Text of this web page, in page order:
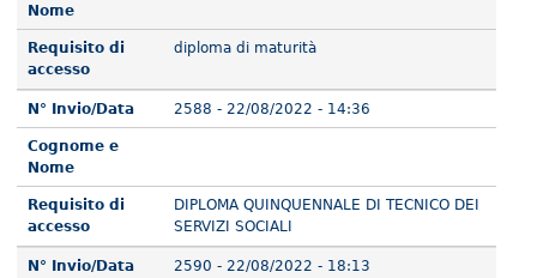
Nome
Requisito di
accesso
diploma di maturità
N° Invio/Data 2588 - 22/08/2022 - 14:36
Cognome e
Nome
Requisito di
accesso
DIPLOMA QUINQUENNALE DI TECNICO DEI
SERVIZI SOCIALI
N° Invio/Data 2590 - 22/08/2022 - 18:13